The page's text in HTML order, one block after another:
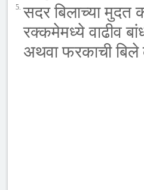
5. सदर बिलाच्या मुदत
रक्कमेमध्ये वाढीव
अथवा फरकाची